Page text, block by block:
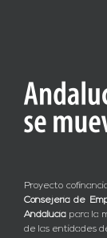
Proyecto
Consejería de
Andalucía para la
de las entidades